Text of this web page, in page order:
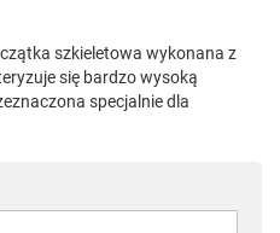
szkieletowa wykonana z
się bardzo wysoką
specjalnie dla